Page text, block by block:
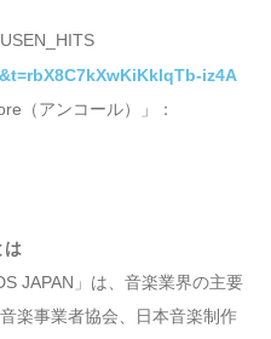
iz4A
（アンコール）」：
は
JAPAN」は、音楽業界の主要
楽事業者協会、日本音楽制作